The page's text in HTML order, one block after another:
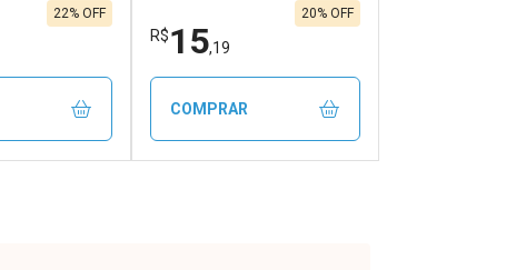
22% OFF
R$15,19
20% OFF
COMPRAR